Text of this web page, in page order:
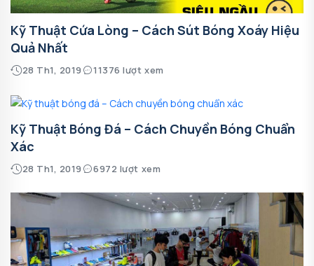
Kỹ Thuật Cứa Lòng – Cách Sút Bóng Xoáy Hiệu
Quả Nhất
28 Th1, 2019 11376 lượt xem
Kỹ Thuật Bóng Đá – Cách Chuyền Bóng Chuẩn
Xác
28 Th1, 2019 6972 lượt xem